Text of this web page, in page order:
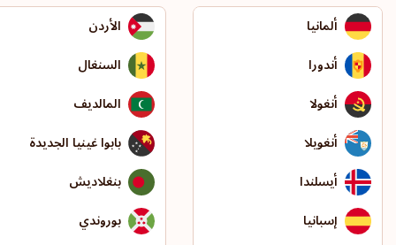
ألمانيا
أندورا
أنغولا
أنغويلا
أيسلندا
إسبانيا
الأردن
السنغال
المالديف
بابوا غينيا الجديدة
بنغلاديش
بوروندي